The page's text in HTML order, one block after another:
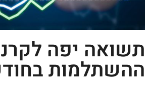
תשואה יפה
ההשתלמות